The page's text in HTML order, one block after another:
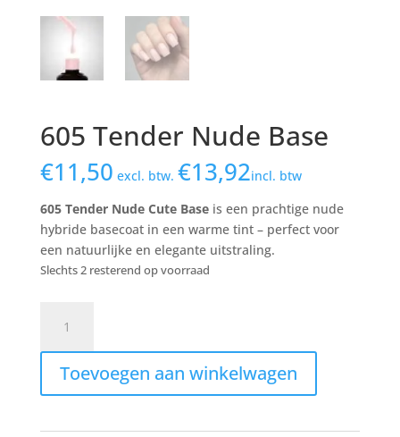
605 Tender Nude Base
€11,50 excl. btw. €13,92incl. btw
605 Tender Nude Cute Baseis een prachtige nude
hybride basecoat in een warme tint – perfect voor
een natuurlijke en elegante uitstraling.
Slechts 2 resterend op voorraad
Tender
Nude
Base
aantal
Toevoegen aan winkelwagen